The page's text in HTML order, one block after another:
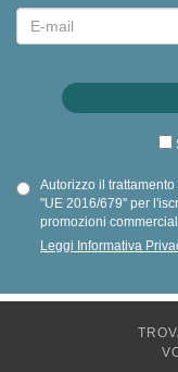
Autorizzo il
"UE 2016/679" per
promozioni
Leggi Informativa